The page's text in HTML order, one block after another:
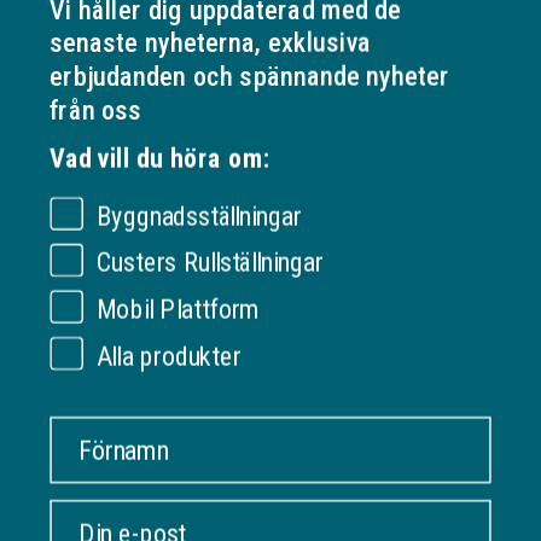
Specifikationer
Visa mer
OM VERKSAMHETEN
Ställningonline.se
Gräshoppsvägen 7 B (kontor/ej lager)
311 79 Falkenberg
Sverige
0700 23 25 40
KUNDSERVICE
Frakt och leverans
Köpevillkor
Säker betalning
DITT KONTO
Logga in
Vi håller dig uppdaterad med de
senaste nyheterna, exklusiva
erbjudanden och spännande nyheter
från oss
Vad vill du höra om:
Byggnadsställningar
Custers Rullställningar
Mobil Plattform
Alla produkter